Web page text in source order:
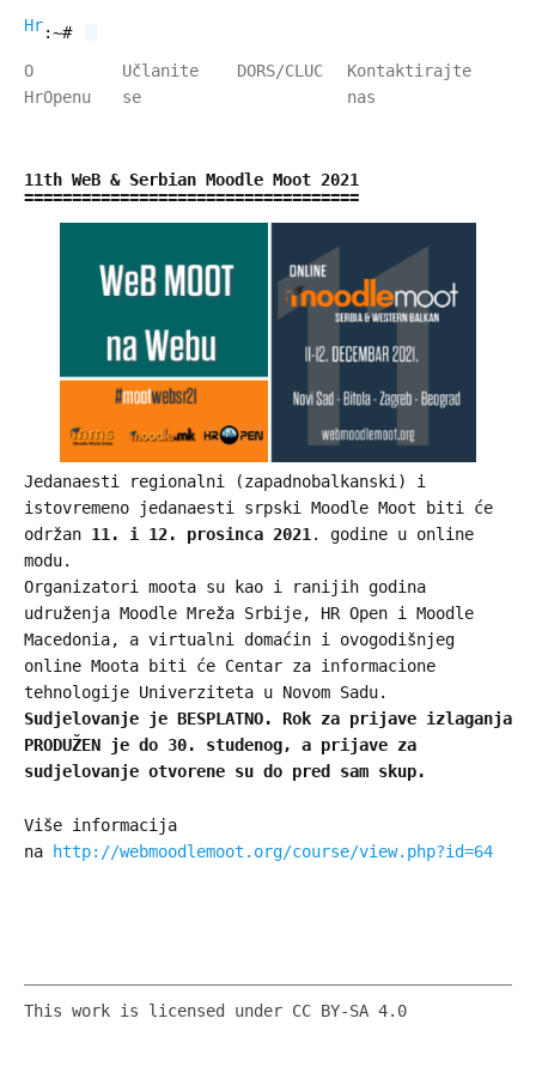
HrOpen
:~#
O
HrOpenu
Učlanite
se
DORS/CLUC
Kontaktirajte
nas
11th WeB & Serbian Moodle Moot 2021
Jedanaesti regionalni (zapadnobalkanski) i
istovremeno jedanaesti srpski Moodle Moot biti će
održan 11. i 12. prosinca 2021. godine u online
modu.
Organizatori moota su kao i ranijih godina
udruženja Moodle Mreža Srbije, HR Open i Moodle
Macedonia, a virtualni domaćin i ovogodišnjeg
online Moota biti će Centar za informacione
tehnologije Univerziteta u Novom Sadu.
Sudjelovanje je BESPLATNO. Rok za prijave izlaganja
PRODUŽEN je do 30. studenog, a prijave za
sudjelovanje otvorene su do pred sam skup.
Više informacija
na
http://webmoodlemoot.org/course/view.php?id=64
This work is licensed under CC BY-SA 4.0